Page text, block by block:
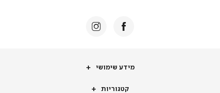
מידע
מידע שימושי
קטגוריותקטגוריות